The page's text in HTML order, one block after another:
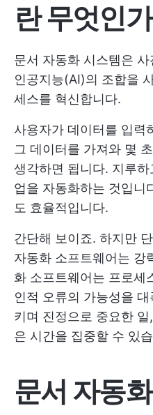
란 무엇인
문서 자동화 시스템은
인공지능(AI)의 조합을
세스를 혁신합니다.
사용자가 데이터를 입력
그 데이터를 가져와 몇
생각하면 됩니다. 지루
업을 자동화하는 것입니
도 효율적입니다.
간단해 보이죠. 하지만
자동화 소프트웨어는 강
화 소프트웨어는 프로세
인적 오류의 가능성을
키며 진정으로 중요한
은 시간을 집중할 수 있
문서 자동